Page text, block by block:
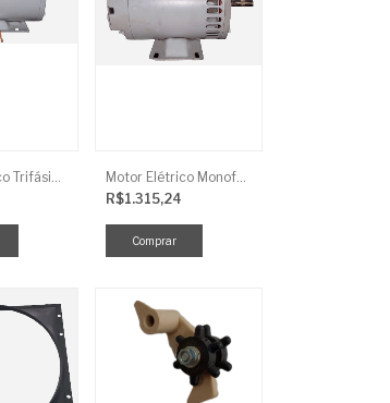
Motor Elétrico Trifásico Semi-Blindado 2CV 4 Polos IP44
Motor Elétrico Monofásico Aberto 0,5CV 4 Polos
R$1.315,24